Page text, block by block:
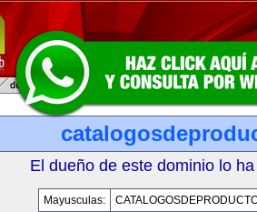
El dueño de este dominio lo
Mayusculas: